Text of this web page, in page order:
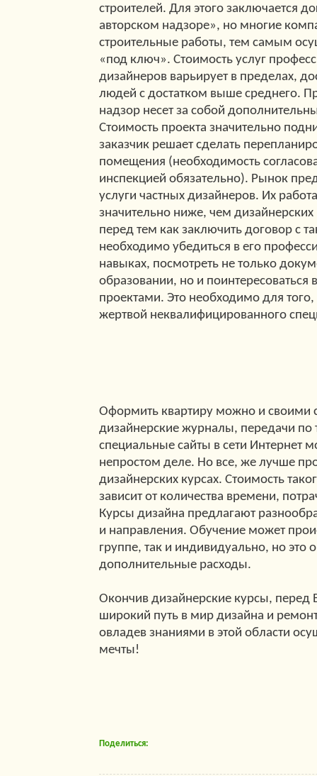
строителей. Для этого заключается
авторском надзоре», но многие
строительные работы, тем самым
«под ключ». Стоимость услуг
дизайнеров варьирует в пределах,
людей с достатком выше среднего.
надзор несет за собой
Стоимость проекта значительно
заказчик решает сделать
помещения (необходимость
инспекцией обязательно). Рынок
услуги частных дизайнеров. Их
значительно ниже, чем
перед тем как заключить договор с
необходимо убедиться в его
навыках, посмотреть не только
образовании, но и
проектами. Это необходимо для того,
жертвой неквалифицированного
Оформить квартиру можно и своими
дизайнерские журналы, передачи по
специальные сайты в сети Интернет
непростом деле. Но все, же лучше
дизайнерских курсах. Стоимость
зависит от количества времени,
Курсы дизайна предлагают
и направления. Обучение может
группе, так и индивидуально, но это
дополнительные расходы.
Окончив дизайнерские курсы, перед
широкий путь в мир дизайна и
овладев знаниями в этой области
мечты!
Поделиться: